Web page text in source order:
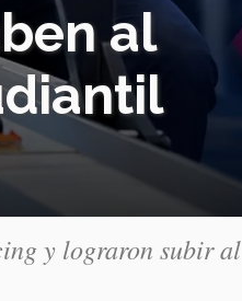
al
y lograron subir al